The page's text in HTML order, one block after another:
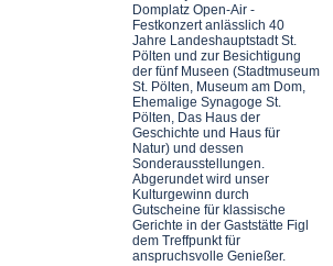
Domplatz Open-Air -
Festkonzert anlässlich 40
Jahre Landeshauptstadt St.
Pölten und zur Besichtigung
der fünf Museen (Stadtmuseum
St. Pölten, Museum am Dom,
Ehemalige Synagoge St.
Pölten, Das Haus der
Geschichte und Haus für
Natur) und dessen
Sonderausstellungen.
Abgerundet wird unser
Kulturgewinn durch
Gutscheine für klassische
Gerichte in der Gaststätte Figl
dem Treffpunkt für
anspruchsvolle Genießer.